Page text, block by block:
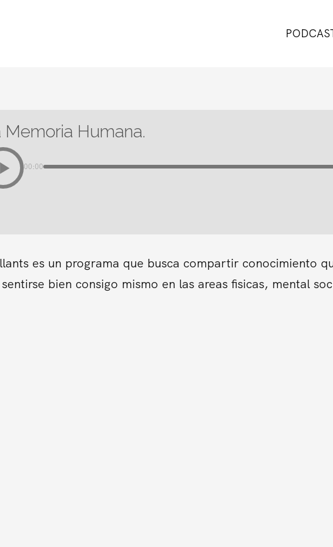
Memoria Humana.
00:00
es un programa que busca compartir conocimiento
bien consigo mismo en las areas fisicas, mental